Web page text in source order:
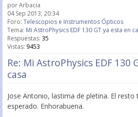
porArbacia
04 Sep 2013, 20:34
Foro: Telescopios e Instrumentos Ópticos
Tema: Mi AstroPhysics EDF 130 GT ya esta en
Respuestas: 35
Vistas: 9453
Re: Mi AstroPhysics EDF 130
casa
Jose Antonio, lastima de pletina. El
esperado. Enhorabuena.